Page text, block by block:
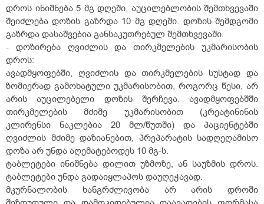
დროს ინიშნება 5 მგ დღეში, აუცილებლობის შემთხვევაში
შეიძლება დოზის გაზრდა 10 მგ დღეში. დოზის შემდგომი
გაზრდა დასაშვებია განსაკუთრებულ შემთხვევაში.
- დოზირება ღვიძლის და თირკმელების უკმარისობის
დროს:
ავადმყოფებში, ღვიძლის და თირკმელების სუსტად და
ზომიერად გამოხატული უკმარისობით, როგორც წესი, არ
არის აუცილებელი დოზის შერჩევა. ავადმყოფებშში
თირკმელების მძიმე უკმარისობით (კრეატინინის
კლირენსი ნაკლებია 20 მლ/წუთში) და პაციენტებში
ღვიძლის მძიმე დაზიანებით, პრეპარატის სადღეღამისო
დოზა არ უნდა აღემატებოდეს 10 მგ-ს.
ტაბლეტები ინიშნება დილით უზმოზე, ან საუზმის დროს.
ტაბლეტები უნდა გადაიყლაპოს დაუღეჭავად.
მკურნალობის ხანგრძლივობა არ არის დროში